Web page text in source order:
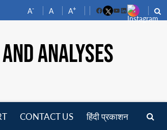
A- A A+
FacebookYouTube
LinkedIn
ANALYSES
CONTACT US हिंदी प्रकाशन